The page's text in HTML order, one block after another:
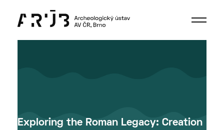
Exploring the Roman Legacy: Creation